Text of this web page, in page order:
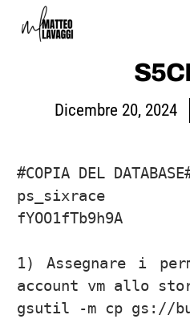
Dicembre 20, 2024
#COPIA DEL
ps_sixrace
fYOO1fTb9h9A
1) Assegnare i
account vm allo
gsutil -m cp gs://